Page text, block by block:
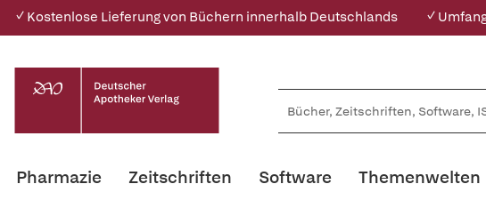
✓ Kostenlose Lieferung von Büchern innerhalb Deutschlands ✓
Pharmazie Zeitschriften Software Themenwelten